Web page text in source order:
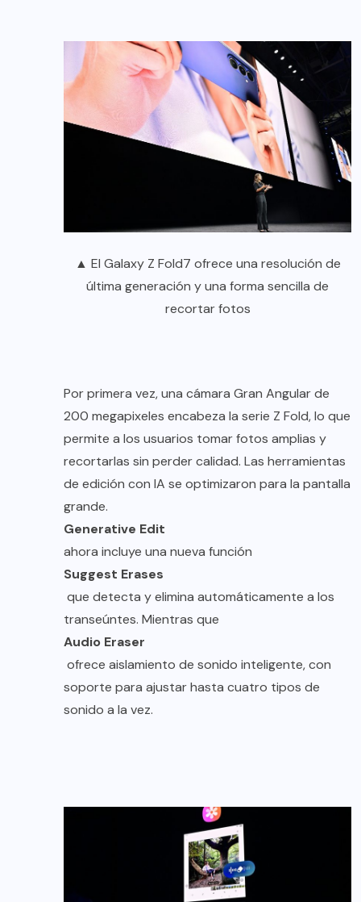
▲ El Galaxy Z Fold7 ofrece una resolución de
última generación y una forma sencilla de
recortar fotos
Por primera vez, una cámara Gran Angular de
200 megapixeles encabeza la serie Z Fold, lo que
permite a los usuarios tomar fotos amplias y
recortarlas sin perder calidad. Las herramientas
de edición con IA se optimizaron para la pantalla
grande.
Generative Edit
ahora incluye una nueva función
Suggest Erases
que detecta y elimina automáticamente a los
transeúntes. Mientras que
Audio Eraser
ofrece aislamiento de sonido inteligente, con
soporte para ajustar hasta cuatro tipos de
sonido a la vez.